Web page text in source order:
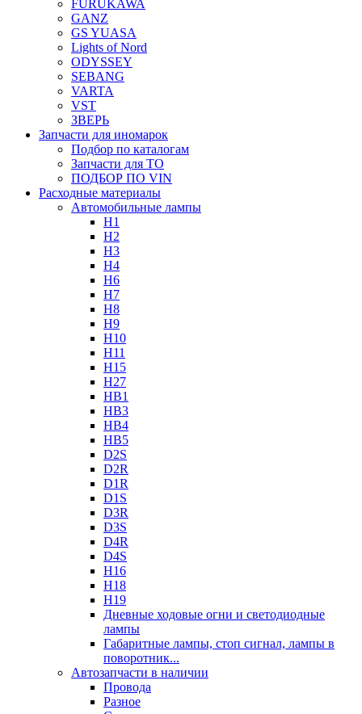
FURUKAWA
GANZ
GS YUASA
Lights of Nord
ODYSSEY
SEBANG
VARTA
VST
ЗВЕРЬ
Запчасти для иномарок
Подбор по каталогам
Запчасти для ТО
ПОДБОР ПО VIN
Расходные материалы
Автомобильные лампы
H1
H2
H3
H4
H6
H7
H8
H9
H10
H11
H15
H27
HB1
HB3
HB4
HB5
D2S
D2R
D1R
D1S
D3R
D3S
D4R
D4S
H16
H18
H19
Дневные ходовые огни и светодиодные
лампы
Габаритные лампы, стоп сигнал, лампы в
поворотник...
Автозапчасти в наличии
Провода
Разное